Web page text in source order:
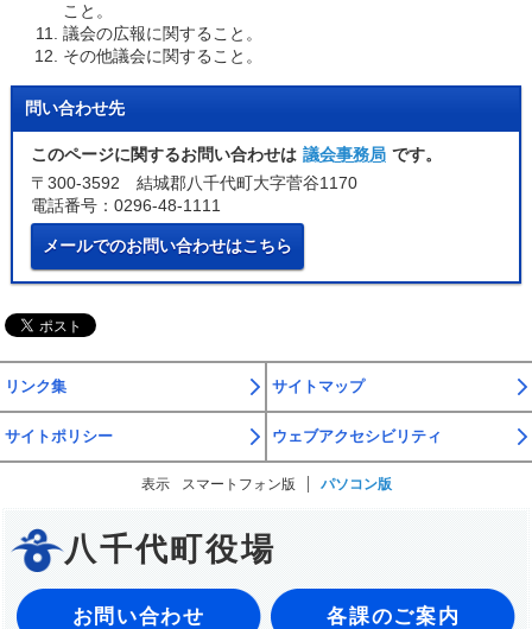
こと。
議会の広報に関すること。
その他議会に関すること。
問い合わせ先
このページに関するお問い合わせは 議会事務局 です。
〒300-3592 結城郡八千代町大字菅谷1170
電話番号：0296-48-1111
メールでのお問い合わせはこちら
リンク集 サイトマップ
サイトポリシー ウェブアクセシビリティ
表示 スマートフォン版 パソコン版
八千代町役場
お問い合わせ 各課のご案内